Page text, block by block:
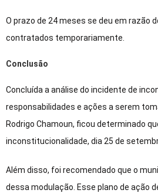
O prazo de 24 meses se deu em razão
contratados temporariamente.
Conclusão
Concluída a análise do incidente de
responsabilidades e ações a serem
Rodrigo Chamoun, ficou determinado
inconstitucionalidade, dia 25 de
Além disso, foi recomendado que o
dessa modulação. Esse plano de ação